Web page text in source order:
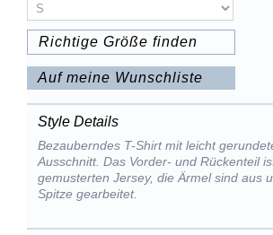
Richtige Größe finden
Auf meine Wunschliste
Style Details
Bezauberndes T-Shirt mit leicht
Ausschnitt. Das Vorder- und Rückenteil
gemusterten Jersey, die Ärmel sind aus
Spitze gearbeitet.